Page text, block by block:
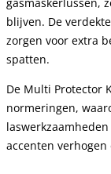
blijven. De
zorgen voor extra
spatten.
De Multi Protector
normeringen,
accenten